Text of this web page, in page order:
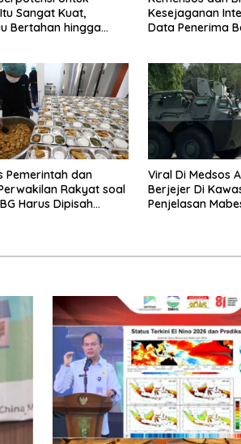
Sangat Kuat,
Bertahan hingga
Kesejaganan
Data Penerima
Pemerintah dan
Rakyat soal
Harus Dipisah
Viral Di Medsos
Berjejer Di
Penjelasan